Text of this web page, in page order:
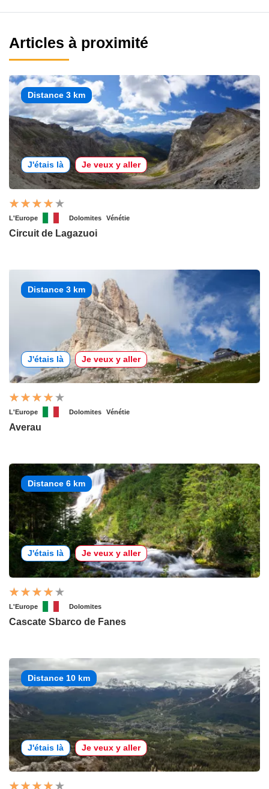
Articles à proximité
Distance 3 km
J'étais là Je veux y aller
L'Europe Dolomites Vénétie
Circuit de Lagazuoi
Distance 3 km
J'étais là Je veux y aller
L'Europe Dolomites Vénétie
Averau
Distance 6 km
J'étais là Je veux y aller
L'Europe Dolomites
Cascate Sbarco de Fanes
Distance 10 km
J'étais là Je veux y aller